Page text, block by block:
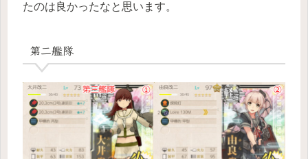
たのは良かったなと思います。
第二艦隊